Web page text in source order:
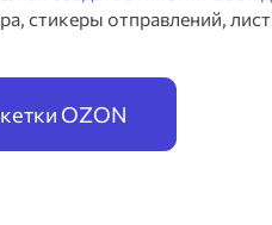
стикеры отправлений,
OZON